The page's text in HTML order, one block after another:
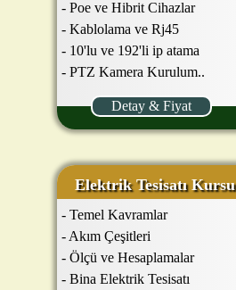
- Poe ve Hibrit Cihazlar
- Kablolama ve Rj45
- 10'lu ve 192'li ip atama
- PTZ Kamera Kurulum..
Detay & Fiyat
Elektrik Tesisatı Kursu
- Temel Kavramlar
- Akım Çeşitleri
- Ölçü ve Hesaplamalar
- Bina Elektrik Tesisatı